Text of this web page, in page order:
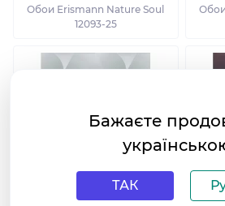
Обои Erismann Nature Soul
12093-25
Бажаєте
ТАК